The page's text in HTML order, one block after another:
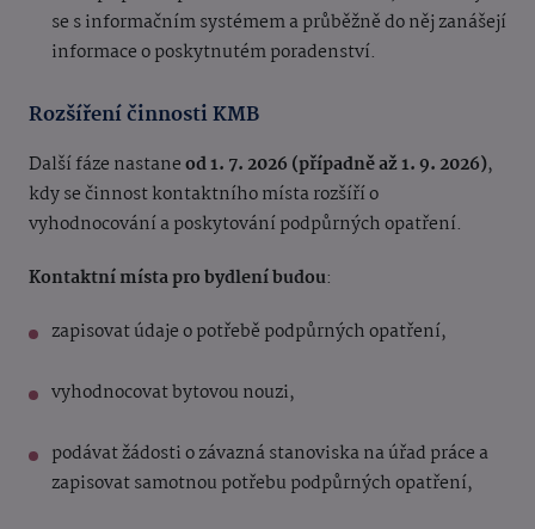
se s informačním systémem a průběžně do něj zanášejí
informace o poskytnutém poradenství.
Rozšíření činnosti KMB
Další fáze nastaneod 1. 7. 2026 (případně až 1. 9. 2026),
kdy se činnost kontaktního místa rozšíří o
vyhodnocování a poskytování podpůrných opatření.
Kontaktní místa pro bydlení budou:
zapisovat údaje o potřebě podpůrných opatření,
vyhodnocovat bytovou nouzi,
podávat žádosti o závazná stanoviska na úřad práce a
zapisovat samotnou potřebu podpůrných opatření,